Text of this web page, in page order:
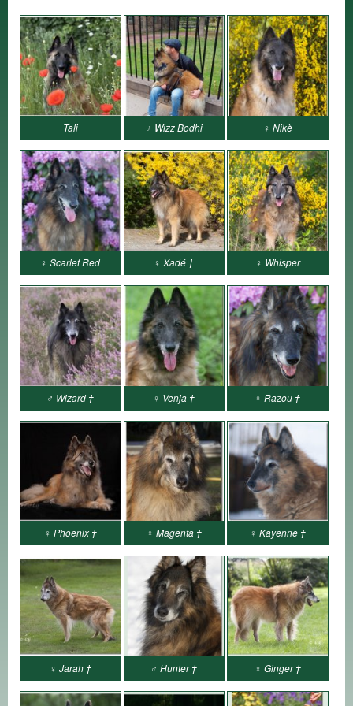
Tali ♂ Wizz Bodhi ♀ Nikè
♀ Scarlet Red ♀ Xadé † ♀ Whisper
♂ Wizard † ♀ Venja † ♀ Razou †
♀ Phoenix † ♀ Magenta † ♀ Kayenne †
♀ Jarah † ♂ Hunter † ♀ Ginger †